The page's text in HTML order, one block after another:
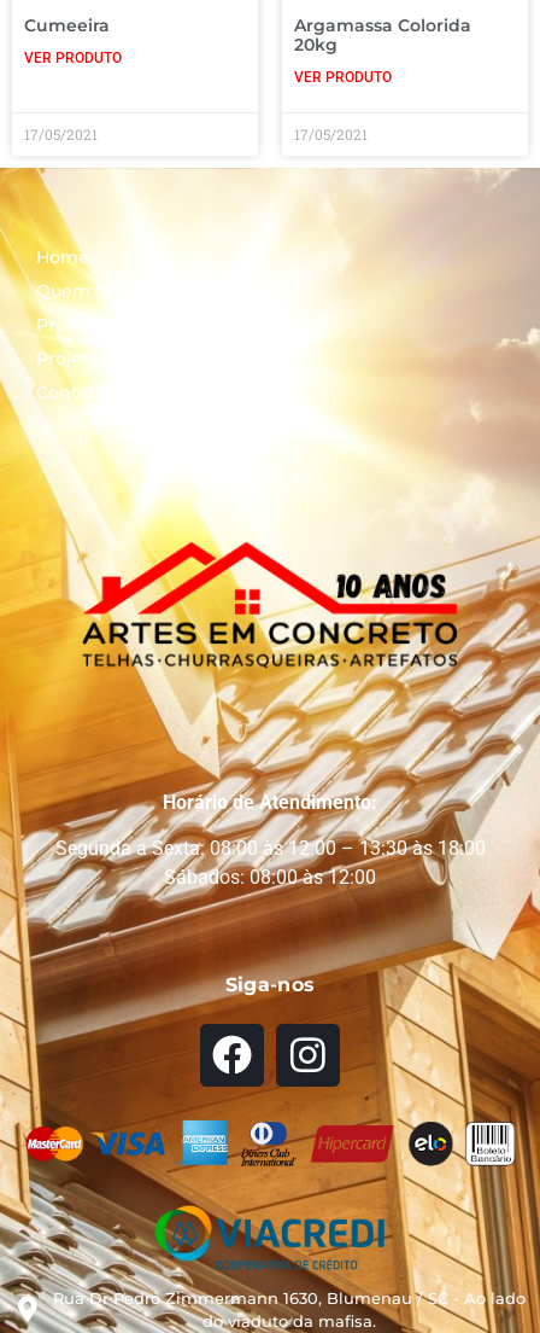
Cumeeira
VER PRODUTO
17/05/2021
Argamassa Colorida
20kg
VER PRODUTO
17/05/2021
Home
Quem Somos
Produtos
Projetos
Contato
Horário de Atendimento:
Segunda a Sexta: 08:00 às 12:00 – 13:30 às 18:00
Sábados: 08:00 às 12:00
Siga-nos
Rua Dr Pedro Zimmermann 1630, Blumenau / SC - Ao lado
do viaduto da mafisa.